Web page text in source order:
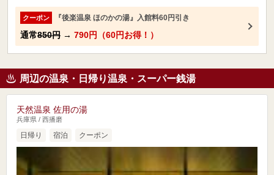
クーポン 『後楽温泉 ほのかの湯』入館料60円引き
通常850円 → 790円（60円お得！）
周辺の温泉・日帰り温泉・スーパー銭湯
天然温泉 佐用の湯
兵庫県 / 西播磨
日帰り 宿泊 クーポン